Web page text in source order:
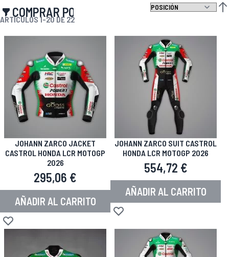
COMPRAR POR
ARTÍCULOS 1-20DE 22
JOHANN ZARCO JACKET
CASTROL HONDA LCR MOTOGP
2026
295,06 €
AÑADIR AL CARRITO
Añadir a la Lista de Deseos
JOHANN ZARCO SUIT CASTROL
HONDA LCR MOTOGP 2026
554,72 €
AÑADIR AL CARRITO
Añadir a la Lista de Deseos